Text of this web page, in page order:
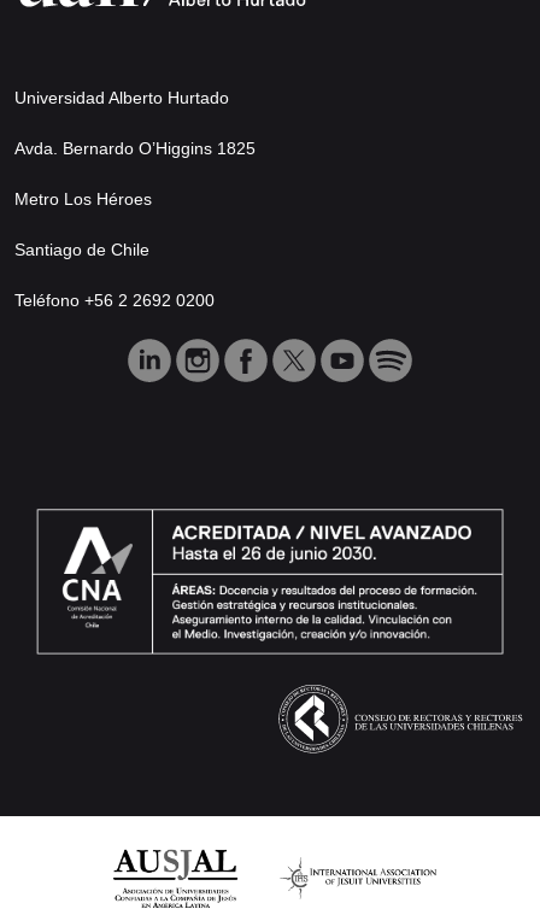
Universidad Alberto Hurtado
Avda. Bernardo O’Higgins 1825
Metro Los Héroes
Santiago de Chile
Teléfono +56 2 2692 0200